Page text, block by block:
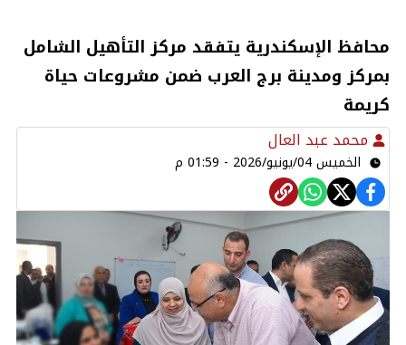
محافظ الإسكندرية يتفقد مركز التأهيل الشامل
بمركز ومدينة برج العرب ضمن مشروعات حياة
كريمة
محمد عبد العال
الخميس 04/يونيو/2026 - 01:59 م